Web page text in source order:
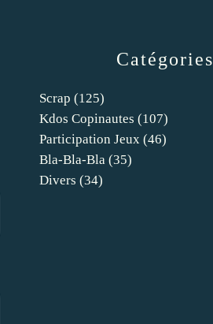
Catégories
Scrap (125)
Kdos Copinautes (107)
Participation Jeux (46)
Bla-Bla-Bla (35)
Divers (34)